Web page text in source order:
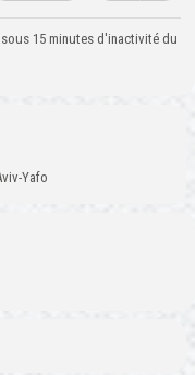
15 minutes d'inactivité du
Yafo